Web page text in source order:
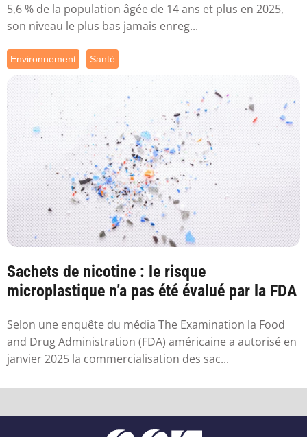
5,6 % de la population âgée de 14 ans et plus en 2025,
son niveau le plus bas jamais enreg...
Environnement Santé
Sachets de nicotine : le risque
microplastique n’a pas été évalué par la FDA
Selon une enquête du média The Examination la Food
and Drug Administration (FDA) américaine a autorisé en
janvier 2025 la commercialisation des sac...